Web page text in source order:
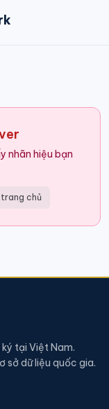
nhãn hiệu bạn
trang chủ
tại Việt Nam.
sở dữ liệu quốc gia.